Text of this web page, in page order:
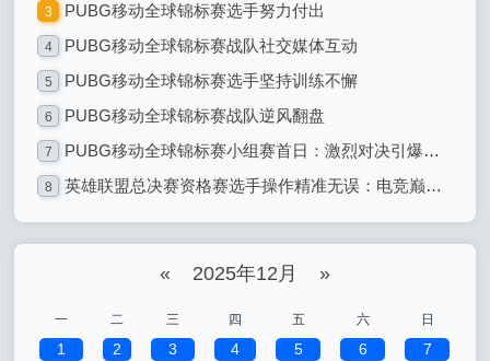
3 PUBG移动全球锦标赛选手努力付出
4 PUBG移动全球锦标赛战队社交媒体互动
5 PUBG移动全球锦标赛选手坚持训练不懈
6 PUBG移动全球锦标赛战队逆风翻盘
7 PUBG移动全球锦标赛小组赛首日：激烈对决引爆全球电竞热潮
8 英雄联盟总决赛资格赛选手操作精准无误：电竞巅峰的精准艺术
« 2025年12月 »
一 二 三 四 五 六 日
1 2 3 4 5 6 7